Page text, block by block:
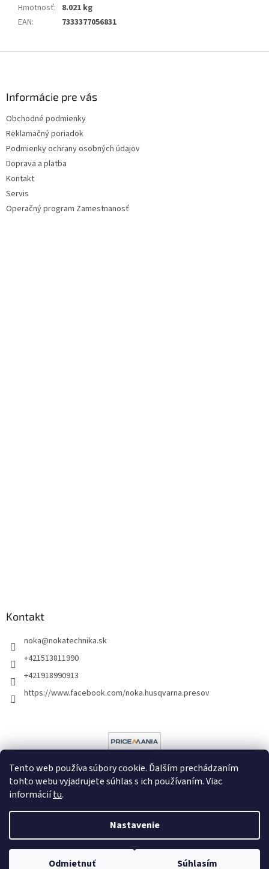
Tento web používa súbory cookie. Ďalším prechádzaním
tohto webu vyjadrujete súhlas s ich používaním. Viac
informáciítu.
Nastavenie
Odmietnuť Súhlasím
Hmotnosť: 8.021 kg
EAN: 7333377056831
Informácie pre vás
Obchodné podmienky
Reklamačný poriadok
Podmienky ochrany osobných údajov
Doprava a platba
Kontakt
Servis
Operačný program Zamestnanosť
Kontakt
noka@nokatechnika.sk
+421513811990
+421918990913
https://www.facebook.com/noka.husqvarna.presov
Poradíme vám?